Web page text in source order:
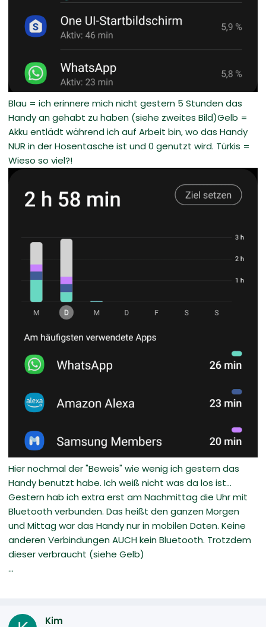
Blau = ich erinnere mich nicht gestern 5 Stunden das
Handy an gehabt zu haben (siehe zweites Bild)Gelb =
Akku entlädt während ich auf Arbeit bin, wo das Handy
NUR in der Hosentasche ist und 0 genutzt wird. Türkis =
Wieso so viel?!
Hier nochmal der "Beweis" wie wenig ich gestern das
Handy benutzt habe. Ich weiß nicht was da los ist...
Gestern hab ich extra erst am Nachmittag die Uhr mit
Bluetooth verbunden. Das heißt den ganzen Morgen
und Mittag war das Handy nur in mobilen Daten. Keine
anderen Verbindungen AUCH kein Bluetooth. Trotzdem
dieser verbraucht (siehe Gelb)
...
Kim